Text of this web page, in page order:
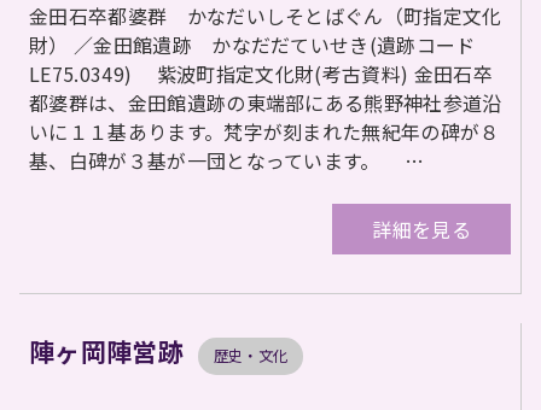
金田石卒都婆群 かなだいしそとばぐん（町指定文化
財） ／金田館遺跡 かなだだていせき(遺跡コード
LE75.0349) 紫波町指定文化財(考古資料) 金田石卒
都婆群は、金田館遺跡の東端部にある熊野神社参道沿
いに１１基あります。梵字が刻まれた無紀年の碑が８
基、白碑が３基が一団となっています。 …
詳細を見る
陣ヶ岡陣営跡 歴史・文化